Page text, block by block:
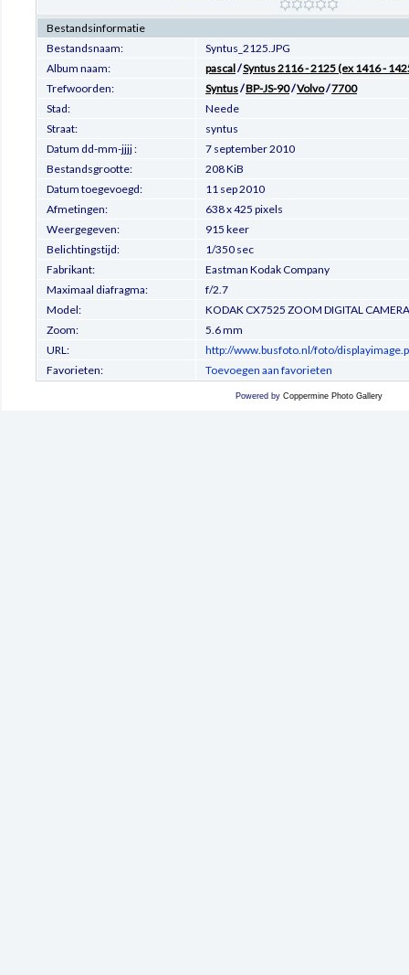
Bestandsinformatie
Bestandsnaam:
Syntus_2125.JPG
Album naam:
pascal/Syntus 2116 - 2125 (ex 1416 -
Trefwoorden:
Syntus/BP-JS-90/Volvo/7700
Stad:
Neede
Straat:
syntus
Datum dd-mm-jjjj :
7 september 2010
Bestandsgrootte:
208 KiB
Datum toegevoegd:
11 sep 2010
Afmetingen:
638 x 425 pixels
Weergegeven:
915 keer
Belichtingstijd:
1/350 sec
Fabrikant:
Eastman Kodak Company
Maximaal diafragma:
f/2.7
Model:
KODAK CX7525 ZOOM DIGITAL CAMERA
Zoom:
5.6 mm
URL:
http://www.busfoto.nl/foto/
Favorieten:
Toevoegen aan favorieten
Powered byCoppermine Photo Gallery